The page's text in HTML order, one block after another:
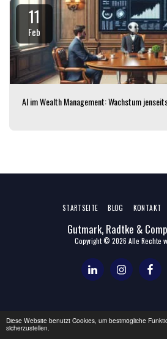
Diese Website benutzt Cookies, um bestmögliche
sicherzustellen.
11
Feb
AI im Wealth Management: Wachstum
Gutmark, Radtke &
Copyright © 2026 Alle Rechte
STARTSEITE BLOG KONTAKT